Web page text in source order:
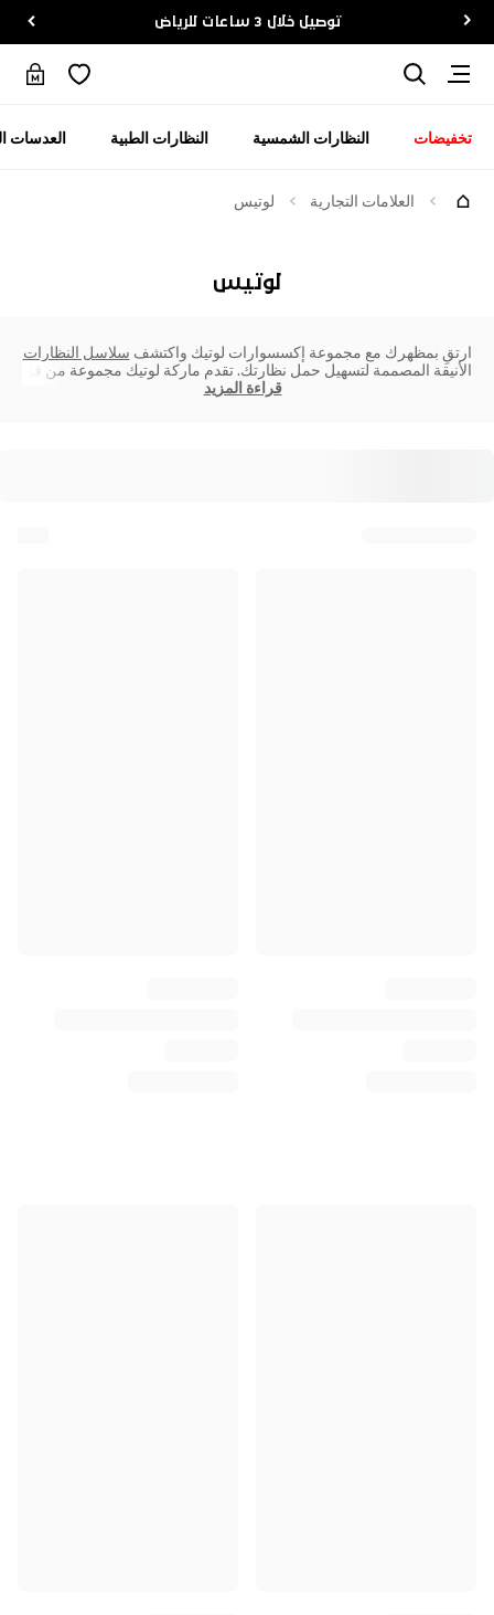
توصيل خلال 3 ساعات للرياض
تخفيضات النظارات الشمسية النظارات الطبية العدسات
العلامات التجارية لوتيس
لوتيس
ارتقِ بمظهرك مع مجموعة إكسسوارات لوتيك واكتشف سلاسل النظارات
الأنيقة المصممة لتسهيل حمل نظارتك. تقدم ماركة لوتيك مجموعة من قل
قراءة المزيد